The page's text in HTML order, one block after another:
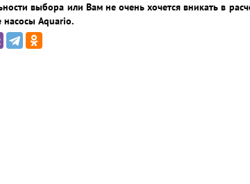
выбора или Вам не очень хочется вникать в
Aquario.